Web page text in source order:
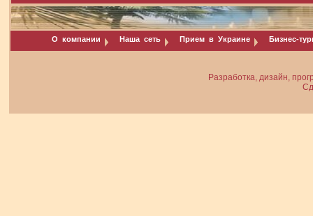
О компании Наша сеть Прием в Украине Бизнес-
Разработка, дизайн,